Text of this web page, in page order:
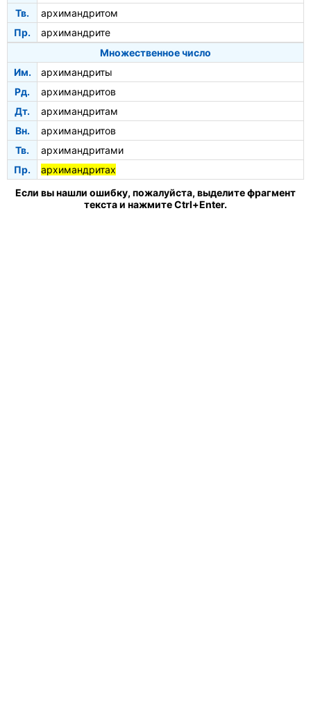
Тв.
архимандритом
Пр.
архимандрите
Множественное число
Им.
архимандриты
Рд.
архимандритов
Дт.
архимандритам
Вн.
архимандритов
Тв.
архимандритами
Пр.
архимандритах
Если вы нашли ошибку, пожалуйста, выделите фрагмент
текста и нажмите Ctrl+Enter.